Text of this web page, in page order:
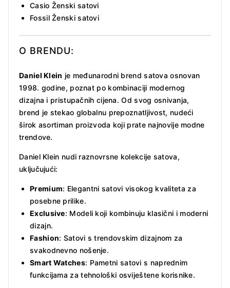
Casio Ženski satovi
Fossil Ženski satovi
O BRENDU:
Daniel Klein je međunarodni brend satova osnovan
1998. godine, poznat po kombinaciji modernog
dizajna i pristupačnih cijena. Od svog osnivanja,
brend je stekao globalnu prepoznatljivost, nudeći
širok asortiman proizvoda koji prate najnovije modne
trendove.
Daniel Klein nudi raznovrsne kolekcije satova,
uključujući:
Premium: Elegantni satovi visokog kvaliteta za
posebne prilike.
Exclusive: Modeli koji kombinuju klasični i moderni
dizajn.
Fashion: Satovi s trendovskim dizajnom za
svakodnevno nošenje.
Smart Watches: Pametni satovi s naprednim
funkcijama za tehnološki osviještene korisnike.